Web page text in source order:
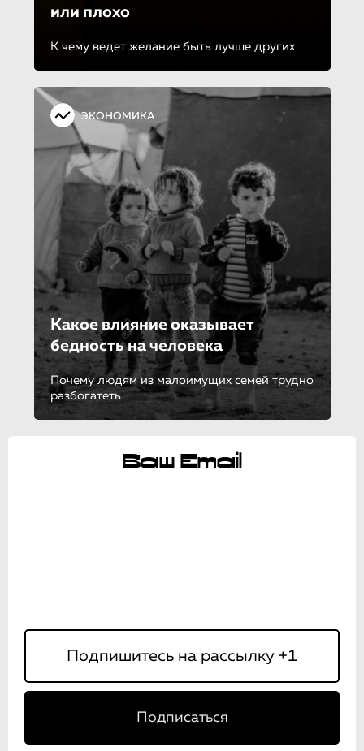
или плохо
К чему ведет желание быть лучше других
ЭКОНОМИКА
Какое влияние оказывает
бедность на человека
Почему людям из малоимущих семей трудно
разбогатеть
Ваш Email
Подписаться